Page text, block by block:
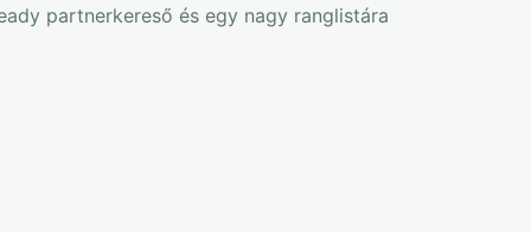
partnerkereső és egy nagy ranglistára